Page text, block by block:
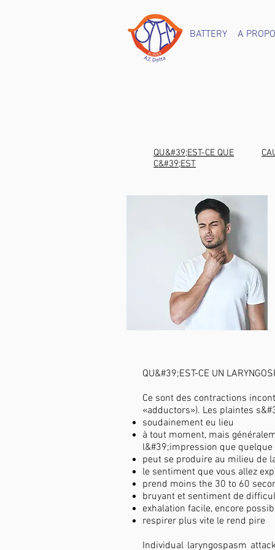
A
BATTERY
QU&#39;EST-CE QUE
C&#39;EST
QU&#39;EST-CE UN
Ce sont des contractions
«adductors»). Les plaintes
soudainement eu lieu
à tout moment, mais
l&#39;impression que
peut se produire au milieu de
le sentiment que vous allez
prend moins the 30 to 60
bruyant et sentiment de
exhalation facile, encore
respirer plus vite le rend pire
Individual laryngospasm